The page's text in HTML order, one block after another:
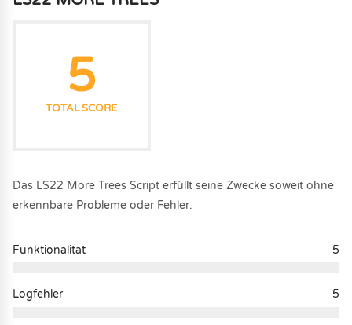
5
TOTAL SCORE
Das LS22 More Trees Script erfüllt seine Zwecke soweit ohne
erkennbare Probleme oder Fehler.
Funktionalität 5
Logfehler 5